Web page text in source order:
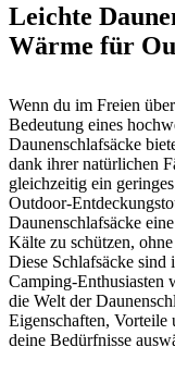
Leichte
Wärme für
Wenn du im Freien
Bedeutung eines
Daunenschlafsäcke
dank ihrer natürlichen
gleichzeitig ein
Outdoor-
Daunenschlafsäcke
Kälte zu schützen,
Diese Schlafsäcke sind
Camping-Enthusiasten
die Welt der
Eigenschaften,
deine Bedürfnisse